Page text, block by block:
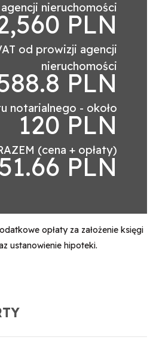
nieruchomości
PLN
od prowizji agencji
nieruchomości
PLN
notarialnego - około
120 PLN
(cena + opłaty)
PLN
opłaty za założenie księgi
ustanowienie hipoteki.